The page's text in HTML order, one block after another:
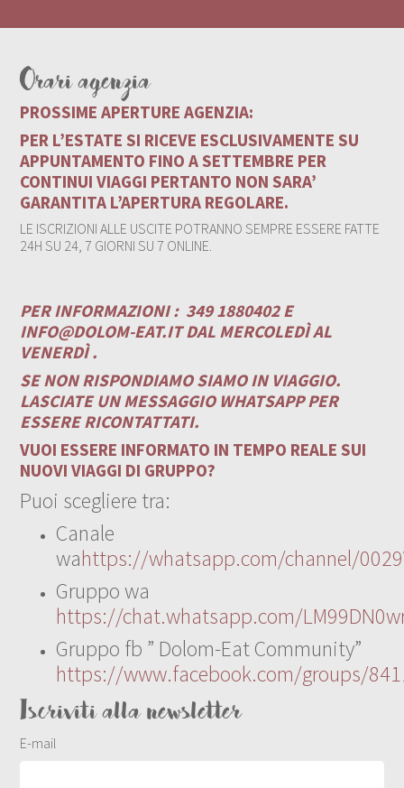
Orari agenzia
PROSSIME APERTURE AGENZIA:
PER L’ESTATE SI RICEVE ESCLUSIVAMENTE SU
APPUNTAMENTO FINO A SETTEMBRE PER
CONTINUI VIAGGI PERTANTO NON SARA’
GARANTITA L’APERTURA REGOLARE.
LE ISCRIZIONI ALLE USCITE POTRANNO SEMPRE ESSERE FATTE
24H SU 24, 7 GIORNI SU 7 ONLINE.
PER INFORMAZIONI : 349 1880402 E
INFO@DOLOM-EAT.ITDAL MERCOLEDÌ AL
VENERDÌ .
SE NON RISPONDIAMO SIAMO IN VIAGGIO.
LASCIATE UN MESSAGGIO WHATSAPP PER
ESSERE RICONTATTATI.
VUOI ESSERE INFORMATO IN TEMPO REALE SUI
NUOVI VIAGGI DI GRUPPO?
Puoi scegliere tra:
Canale
wahttps://whatsapp.com/channel/
Gruppo wa
https://chat.whatsapp.com/
Gruppo fb ” Dolom-Eat Community”
https://www.facebook.com/groups/
Iscriviti alla newsletter
E-mail